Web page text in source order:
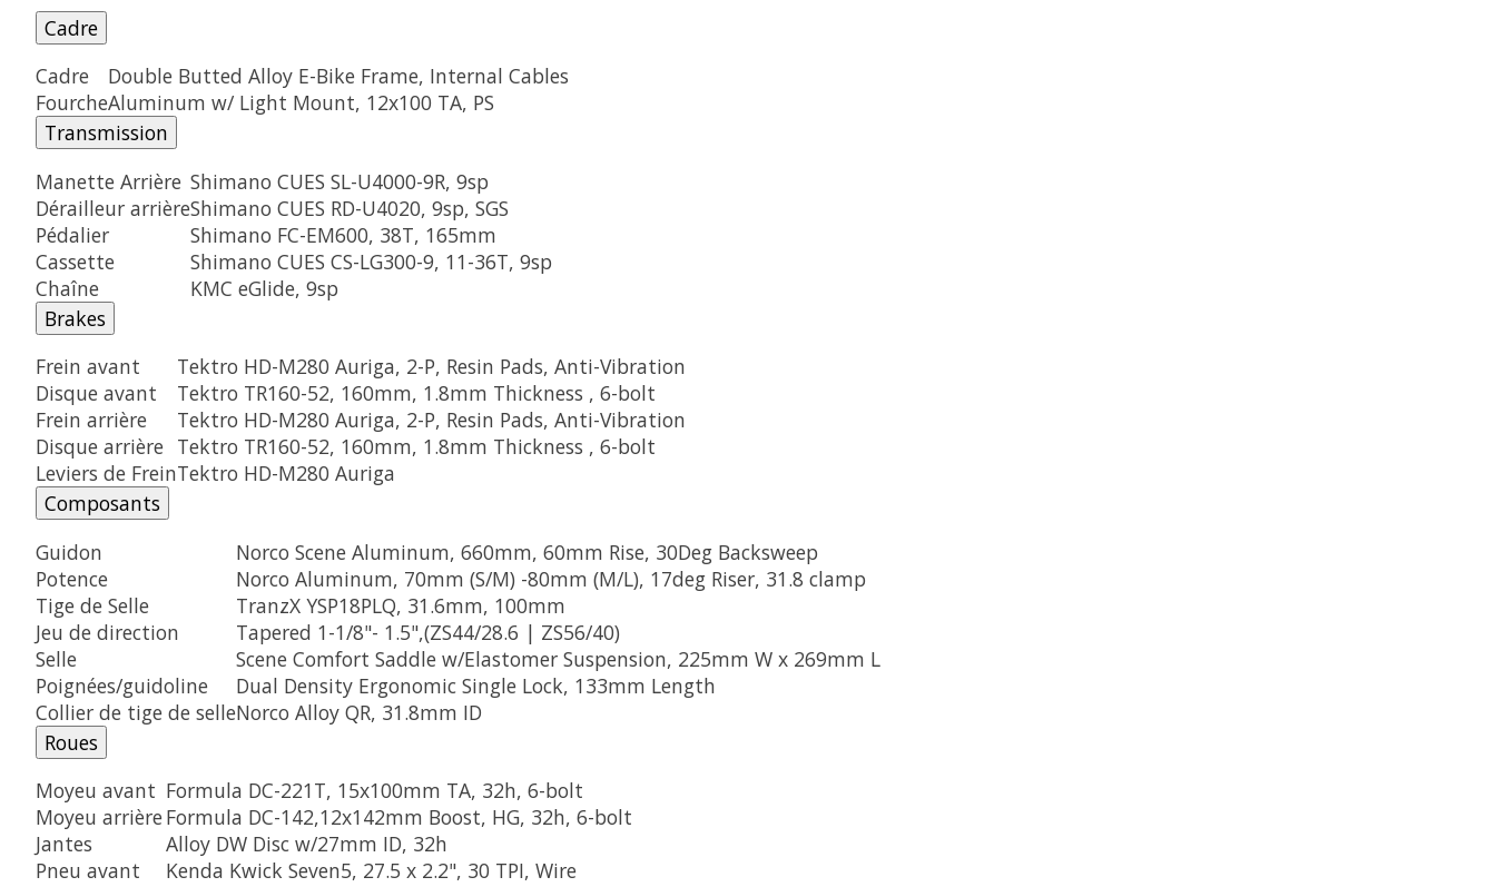
Cadre
Cadre
Double Butted Alloy E-Bike Frame, Internal Cables
FourcheAluminum w/ Light Mount, 12x100 TA, PS
Transmission
Manette Arrière Shimano CUES SL-U4000-9R, 9sp
Dérailleur arrièreShimano CUES RD-U4020, 9sp, SGS
Pédalier
Shimano FC-EM600, 38T, 165mm
Cassette
Shimano CUES CS-LG300-9, 11-36T, 9sp
Chaîne
KMC eGlide, 9sp
Brakes
Frein avant
Tektro HD-M280 Auriga, 2-P, Resin Pads, Anti-Vibration
Disque avant
Tektro TR160-52, 160mm, 1.8mm Thickness , 6-bolt
Frein arrière
Tektro HD-M280 Auriga, 2-P, Resin Pads, Anti-Vibration
Disque arrière Tektro TR160-52, 160mm, 1.8mm Thickness , 6-bolt
Leviers de FreinTektro HD-M280 Auriga
Composants
Guidon
Norco Scene Aluminum, 660mm, 60mm Rise, 30Deg Backsweep
Potence
Norco Aluminum, 70mm (S/M) -80mm (M/L), 17deg Riser, 31.8 clamp
Tige de Selle
TranzX YSP18PLQ, 31.6mm, 100mm
Jeu de direction
Tapered 1-1/8"- 1.5",(ZS44/28.6 | ZS56/40)
Selle
Scene Comfort Saddle w/Elastomer Suspension, 225mm W x 269mm L
Poignées/guidoline
Dual Density Ergonomic Single Lock, 133mm Length
Collier de tige de selleNorco Alloy QR, 31.8mm ID
Roues
Moyeu avant Formula DC-221T, 15x100mm TA, 32h, 6-bolt
Moyeu arrièreFormula DC-142,12x142mm Boost, HG, 32h, 6-bolt
Jantes
Alloy DW Disc w/27mm ID, 32h
Pneu avant
Kenda Kwick Seven5, 27.5 x 2.2", 30 TPI, Wire